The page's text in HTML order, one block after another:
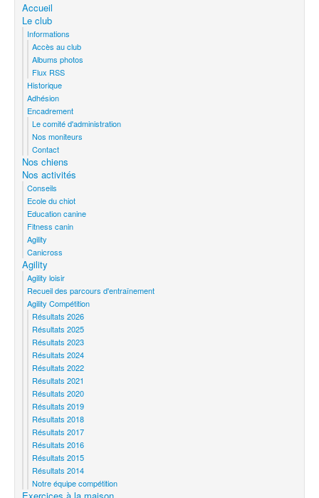
Accueil
Le club
Informations
Accès au club
Albums photos
Flux RSS
Historique
Adhésion
Encadrement
Le comité d'administration
Nos moniteurs
Contact
Nos chiens
Nos activités
Conseils
Ecole du chiot
Education canine
Fitness canin
Agility
Canicross
Agility
Agility loisir
Recueil des parcours d'entraînement
Agility Compétition
Résultats 2026
Résultats 2025
Résultats 2023
Résultats 2024
Résultats 2022
Résultats 2021
Résultats 2020
Résultats 2019
Résultats 2018
Résultats 2017
Résultats 2016
Résultats 2015
Résultats 2014
Notre équipe compétition